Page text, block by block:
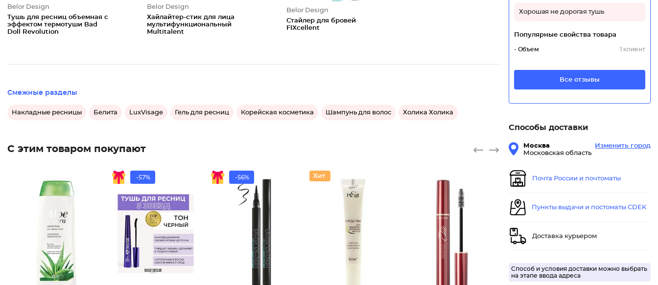
Belor Design
Тушь для ресниц объемная с
эффектом термотуши Bad
Doll Revolution
Belor Design
Хайлайтер-стик для лица
мультифункциональный
Multitalent
Belor Design
Стайлер для бровей
FIXcellent
Смежные разделы
Накладные ресницы Белита LuxVisage Гель для ресниц Корейская косметика Шампунь для волос Холика Холика
С этим товаром покупают
-57% -56%
Хорошая не дорогая тушь
Популярные свойства товара
- Объем 1 клиент
Все отзывы
Способы доставки
Москва
Московская область
Изменить город
Почта России и почтоматы
Пункты выдачи и постоматы CDEK
Доставка курьером
Способ и условия доставки можно выбрать
на этапе ввода адреса